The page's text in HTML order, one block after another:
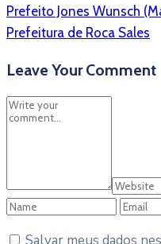
Prefeito Jones Wunsch
Prefeitura de Roca Sales
Leave Your Comment